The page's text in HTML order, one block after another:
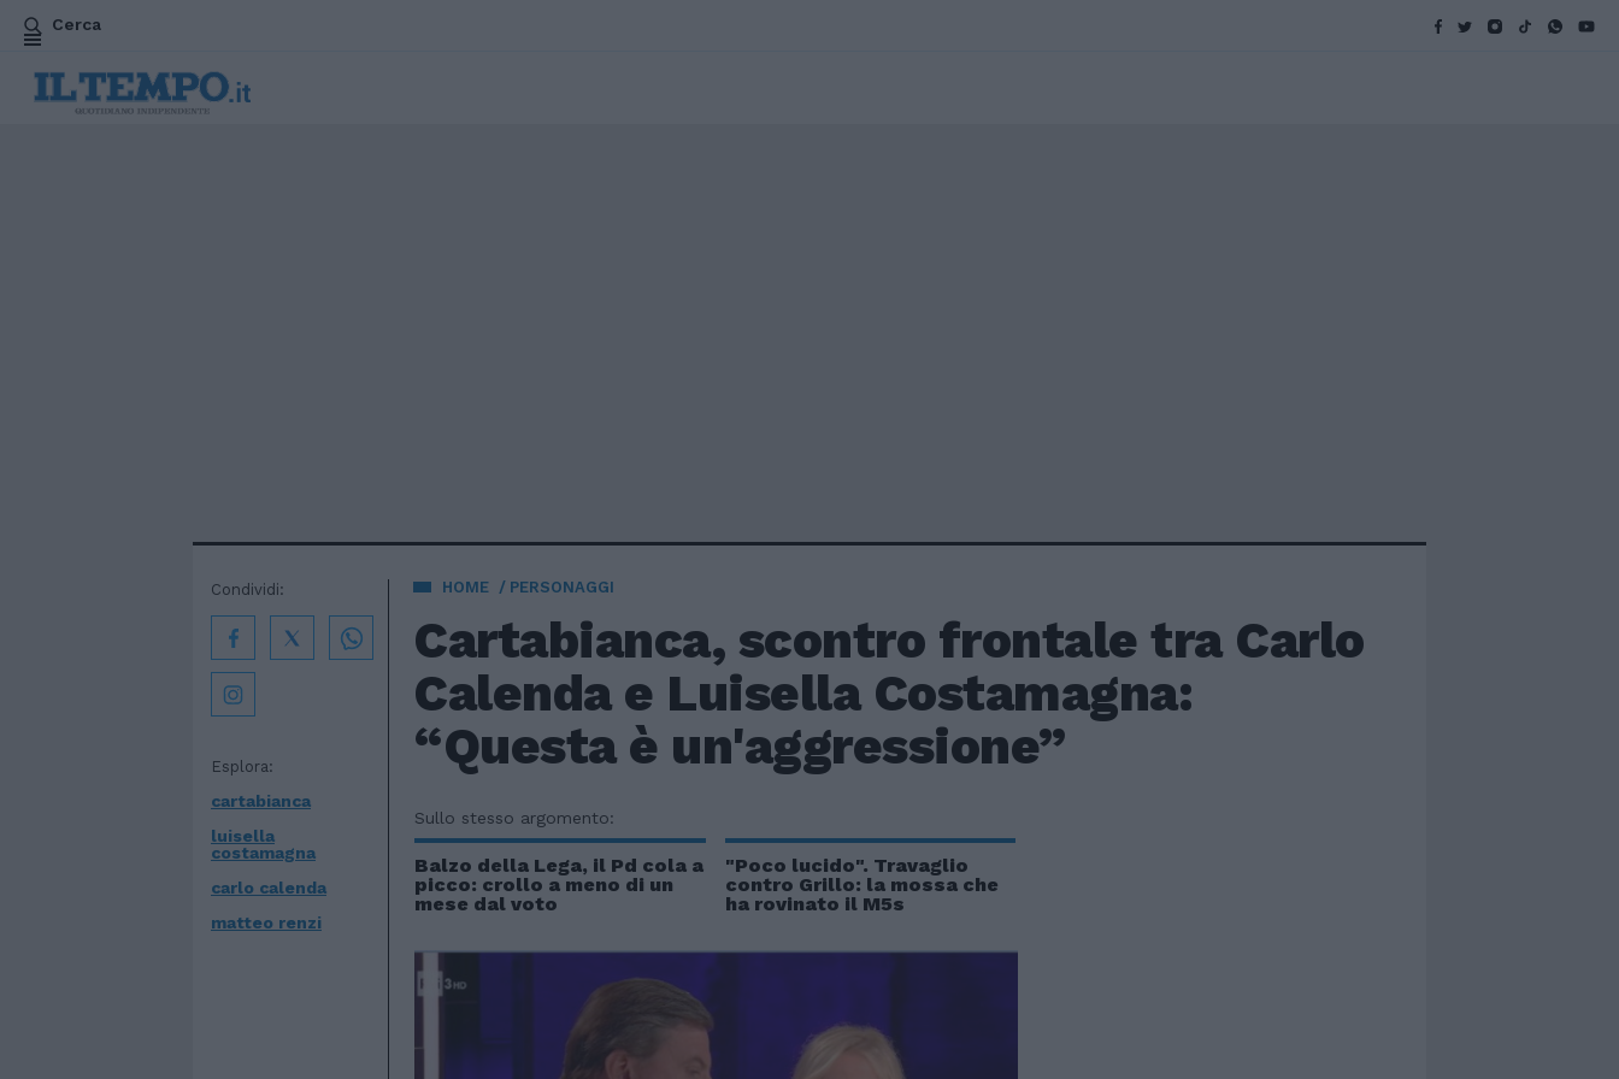
Cerca
HOME PERSONAGGI
Cartabianca, scontro frontale tra Carlo
Calenda e Luisella Costamagna:
“Questa è un'aggressione”
Esplora:
cartabianca
luisella
costamagna
carlo calenda
matteo renzi
Condividi:
Sullo stesso argomento:
Balzo della Lega, il Pd cola a
picco: crollo a meno di un
mese dal voto
"Poco lucido". Travaglio
contro Grillo: la mossa che
ha rovinato il M5s